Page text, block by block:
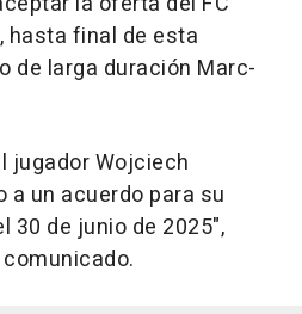
hasta final de esta
de larga duración Marc-
jugador Wojciech
a un acuerdo para su
30 de junio de 2025",